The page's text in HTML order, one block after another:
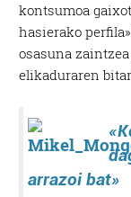
kontsumoa
hasierako
osasuna
elikaduraren
arrazoi bat»